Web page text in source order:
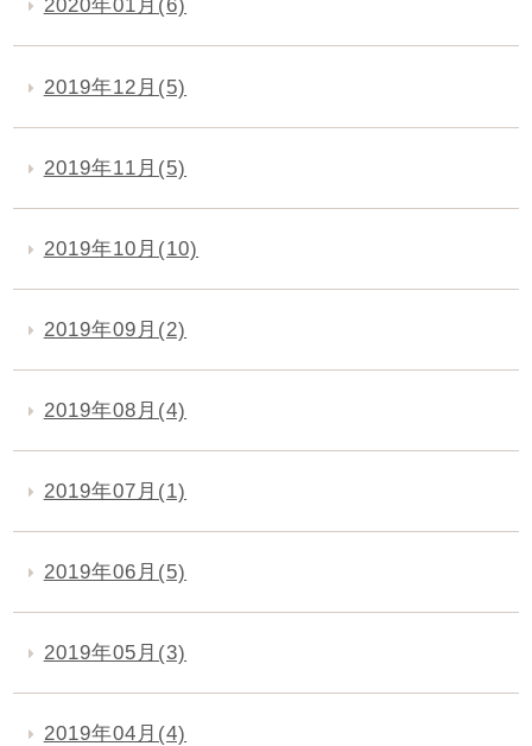
2020年01月(6)
2019年12月(5)
2019年11月(5)
2019年10月(10)
2019年09月(2)
2019年08月(4)
2019年07月(1)
2019年06月(5)
2019年05月(3)
2019年04月(4)